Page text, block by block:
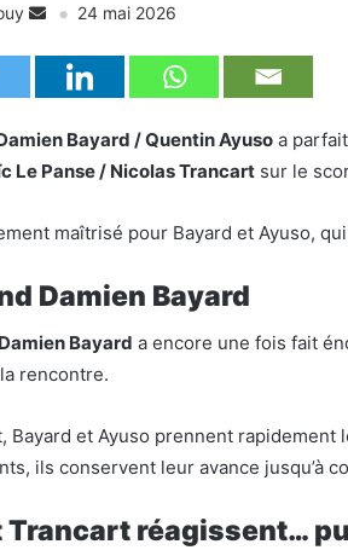
24 mai 2026
Bayard / Quentin Ayuso a
Le Panse / Nicolas Trancart sur le
maîtrisé pour Bayard et Ayuso,
Damien Bayard
Damien Bayard a encore une fois fait
rencontre.
Bayard et Ayuso prennent
ils conservent leur avance jusqu’à
Trancart réagissent…